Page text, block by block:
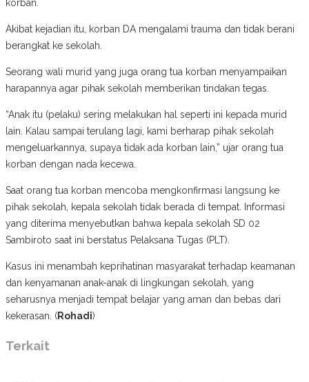
korban.
Akibat kejadian itu, korban DA mengalami trauma dan tidak berani
berangkat ke sekolah.
Seorang wali murid yang juga orang tua korban menyampaikan
harapannya agar pihak sekolah memberikan tindakan tegas.
“Anak itu (pelaku) sering melakukan hal seperti ini kepada murid
lain. Kalau sampai terulang lagi, kami berharap pihak sekolah
mengeluarkannya, supaya tidak ada korban lain,” ujar orang tua
korban dengan nada kecewa.
Saat orang tua korban mencoba mengkonfirmasi langsung ke
pihak sekolah, kepala sekolah tidak berada di tempat. Informasi
yang diterima menyebutkan bahwa kepala sekolah SD 02
Sambiroto saat ini berstatus Pelaksana Tugas (PLT).
Kasus ini menambah keprihatinan masyarakat terhadap keamanan
dan kenyamanan anak-anak di lingkungan sekolah, yang
seharusnya menjadi tempat belajar yang aman dan bebas dari
kekerasan. (Rohadi)
Terkait